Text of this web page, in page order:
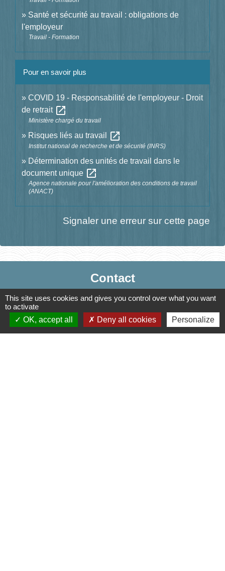
Santé et sécurité au travail : obligations de
l'employeur
Travail - Formation
Pour en savoir plus
COVID 19 - Responsabilité de l'employeur - Droit
de retrait open_in_new
Ministère chargé du travail
Risques liés au travail open_in_new
Institut national de recherche et de sécurité (INRS)
Détermination des unités de travail dans le
document unique open_in_new
Agence nationale pour l'amélioration des conditions de travail
(ANACT)
Signaler une erreur sur cette page
Contact
Mairie de Jasney
3, Le Château
70800 Jasney - FRANCE
This site uses cookies and gives you control over what you want
to activate
OK, accept all
Deny all cookies Personalize